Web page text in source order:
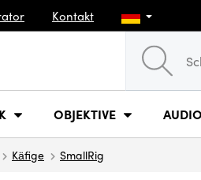
Kontakt
OBJEKTIVE AUDIO
Käfige SmallRig